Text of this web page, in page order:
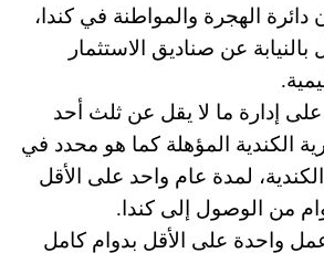
دائرة الهجرة والمواطنة في كندا،
عن صناديق الاستثمار
على إدارة ما لا يقل عن ثلث أحد
الكندية المؤهلة كما هو محدد في
لمدة عام واحد على الأقل
من الوصول إلى كندا.
واحدة على الأقل بدوام كامل